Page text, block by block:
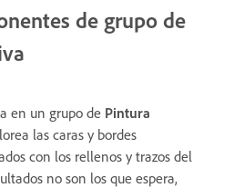
de grupo de
en un grupo de Pintura
las caras y bordes
con los rellenos y trazos del
no son los que espera,